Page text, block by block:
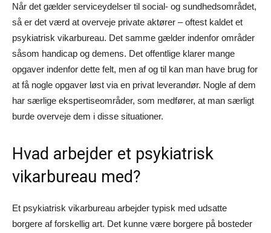
Når det gælder serviceydelser til social- og sundhedsområdet,
så er det værd at overveje private aktører – oftest kaldet et
psykiatrisk vikarbureau. Det samme gælder indenfor områder
såsom handicap og demens. Det offentlige klarer mange
opgaver indenfor dette felt, men af og til kan man have brug for
at få nogle opgaver løst via en privat leverandør. Nogle af dem
har særlige ekspertiseområder, som medfører, at man særligt
burde overveje dem i disse situationer.
Hvad arbejder et psykiatrisk
vikarbureau med?
Et psykiatrisk vikarbureau arbejder typisk med udsatte
borgere af forskellig art. Det kunne være borgere på bosteder